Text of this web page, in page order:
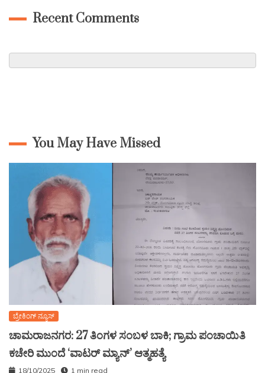
Recent Comments
You May Have Missed
ಬ್ರೇಕಿಂಗ್ ನ್ಯೂಸ್
ಚಾಮರಾಜನಗರ: 27 ತಿಂಗಳ ಸಂಬಳ ಬಾಕಿ; ಗ್ರಾಮ ಪಂಚಾಯಿತಿ
ಕಚೇರಿ ಮುಂದೆ ‘ವಾಟರ್ ಮ್ಯಾನ್’ ಆತ್ಮಹತ್ಯೆ
18/10/2025 1 min read